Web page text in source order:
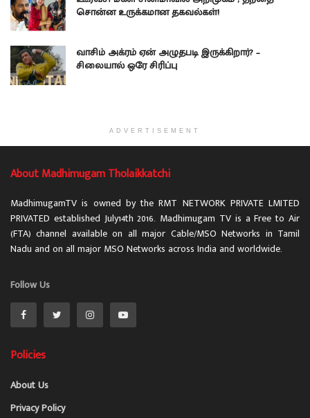
சொன்ன உருக்கமான தகவல்கள்!
வாசிம் அக்ரம் ஏன் அழுதபடி இருக்கிறார்? –
சிலையால் ஒரே சிரிப்பு
ADVERTISEMENT
About Madhimugam Tholaikkatchi
MadhimugamTV is owned by the RMT NETWORK PRIVATE LMITED
PRIVATED established July14th 2016. Madhimugam TV is a Free to Air
(FTA) channel available on all major Cable/MSO Networks in Tamil
Nadu and on all major MSO Networks across India and worldwide.
Follow Us
Policies
About Us
Privacy Policy